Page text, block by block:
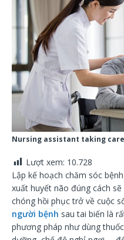
Nursing assistant taking
Lượt xem: 10.728
Lập kế hoạch chăm sóc
xuất huyết não đúng cách
chóng hồi phục trở về cuộc
người bệnh sau tai biến là
phương pháp như dùng